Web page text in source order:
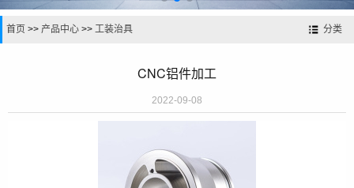
分类
首页 >> 产品中心 >> 工装治具
CNC铝件加工
2022-09-08